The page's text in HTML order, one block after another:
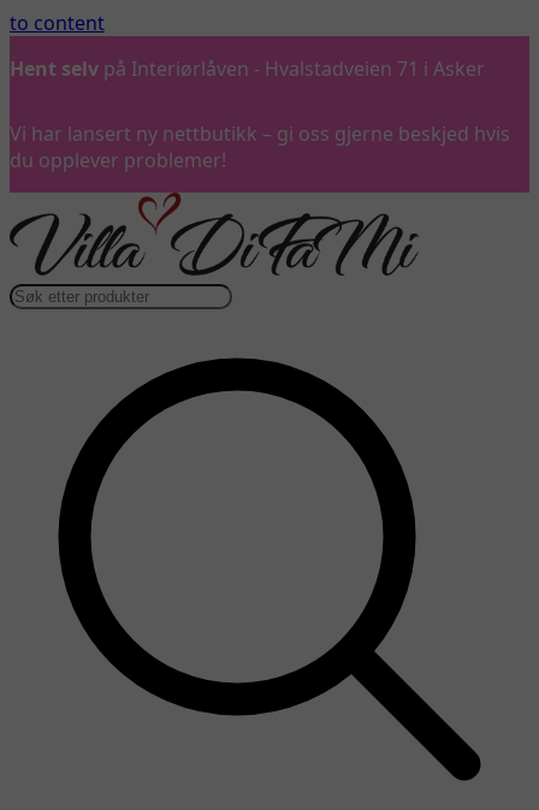
to content
Ring oss gjerne på 992 57 899
Vi har lansert ny nettbutikk – gi oss gjerne beskjed hvis
du opplever problemer!